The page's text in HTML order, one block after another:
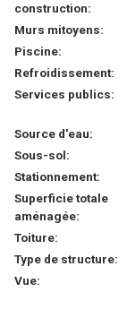
construction:
Murs mitoyens:
Piscine:
Refroidissement:
Services publics:
Source d'eau:
Sous-sol:
Stationnement:
Superficie totale
aménagée:
Toiture:
Type de structure:
Vue: